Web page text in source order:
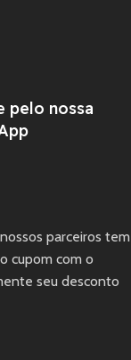
pelo nossa
parceiros tem
cupom com o
seu desconto